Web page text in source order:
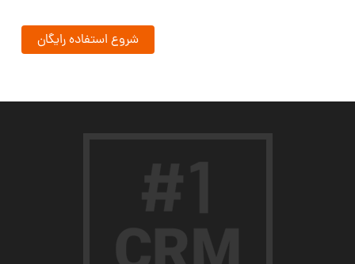
شروع استفاده رایگان